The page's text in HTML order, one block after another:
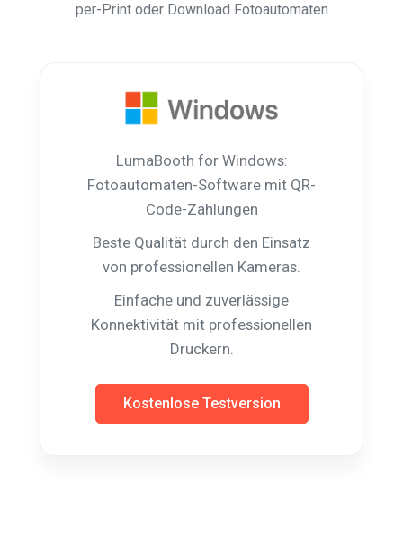
per-Print oder Download Fotoautomaten
LumaBooth for Windows:
Fotoautomaten-Software mit QR-
Code-Zahlungen
Beste Qualität durch den Einsatz
von professionellen Kameras.
Einfache und zuverlässige
Konnektivität mit professionellen
Druckern.
Kostenlose Testversion